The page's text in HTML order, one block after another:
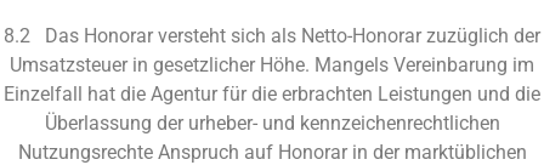
8.2 Das Honorar versteht sich als Netto-Honorar zuzüglich der
Umsatzsteuer in gesetzlicher Höhe. Mangels Vereinbarung im
Einzelfall hat die Agentur für die erbrachten Leistungen und die
Überlassung der urheber- und kennzeichenrechtlichen
Nutzungsrechte Anspruch auf Honorar in der marktüblichen